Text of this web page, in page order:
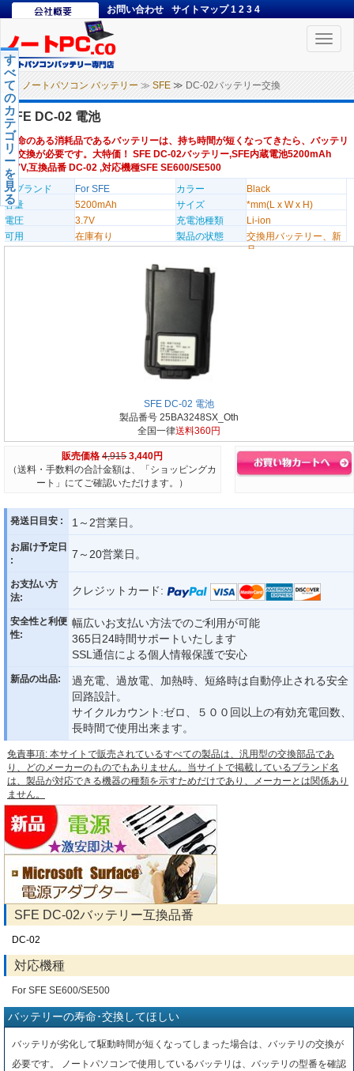
お問い合わせ サイトマップ 1 2 3 4
Toggle
ノートパソコン バッテリー ≫ SFE ≫ DC-02バッテリー交換
す
べ
て
の
カ
テ
ゴ
リ
ー
を
見
る
SFE DC-02 電池
寿命のある消耗品であるバッテリーは、持ち時間が短くなってきたら、バッテリ
ー交換が必要です。大特価！ SFE DC-02バッテリー,SFE内蔵電池5200mAh
3.7V,互換品番 DC-02 ,対応機種SFE SE600/SE500
のブランド
For SFE カラー
Black
容量
5200mAh サイズ
*mm(L x W x H)
電圧
3.7V 充電池種類
Li-ion
可用
在庫有り 製品の状態
交換用バッテリー、新
品
SFE DC-02 電池
製品番号 25BA3248SX_Oth
全国一律送料360円
販売価格 4,915 3,440円
（送料・手数料の合計金額は、「ショッピングカ
ート」にてご確認いただけます。）
発送日目安 : 1～2営業日。
お届け予定日
:
7～20営業日。
お支払い方
法:
クレジットカード:
安全性と利便
性:
幅広いお支払い方法でのご利用が可能
365日24時間サポートいたします
SSL通信による個人情報保護で安心
新品の出品:
過充電、過放電、加熱時、短絡時は自動停止される安全
回路設計。
サイクルカウント:ゼロ、５００回以上の有効充電回数、
長時間で使用出来ます。
免責事項: 本サイトで販売されているすべての製品は、汎用型の交換部品であ
り、どのメーカーのものでもありません。当サイトで掲載しているブランド名
は、製品が対応できる機器の種類を示すためだけであり、メーカーとは関係あり
ません。
SFE DC-02バッテリー互換品番
DC-02
対応機種
For SFE SE600/SE500
バッテリーの寿命･交換してほしい
バッテリが劣化して駆動時間が短くなってしまった場合は、バッテリの交換が
必要です。 ノートパソコンで使用しているバッテリは、バッテリの型番を確認